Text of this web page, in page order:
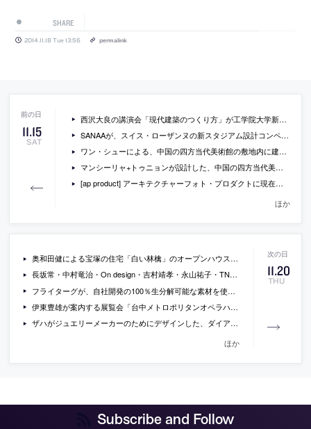
SHARE
2014.11.18 Tue 13:56 permalink
11.15
SAT
西沢大良の講演会「現代建築のつくり方」が工学院大学新宿キャンパスで開催[2014/11/18]
SANAAが、スイス・ローザンヌの新スタジアム設計コンペに応募した提案の画像など
ワン・シューによる、中国の四方当代美術館の敷地内に建てられた住宅「san-he residence」の写真
マンシーリャ+トゥニョンが設計した、中国の四方当代美術館の敷地内に建てられた住宅「fo shou」の写真など
[ap product] アーキテクチャーフォト・プロダクトに現在掲載されている製品情報一覧(2014/11/17)
ほか
11.20
THU
奥和田健による宝塚の住宅「白い林檎」のオープンハウスが開催[2014/11/30・12/1]
長坂常・中村竜治・On design・吉村靖孝・永山祐子・TNAとフランス人建築家6組による建築展「PARIS TOKYO – 都市の生成と継承をめぐる対話 -」の会場写真
フライターグが、自社開発の100％生分解可能な素材を使用したアパレルラインを発売
伊東豊雄が案内する展覧会「台中メトロポリタンオペラハウスの軌跡 2005-2014」の動画
ザハがジュエリーメーカーのためにデザインした、ダイアモンドとホワイトゴールドを使用したブレスレットの写真
ほか
Subscribe and Follow